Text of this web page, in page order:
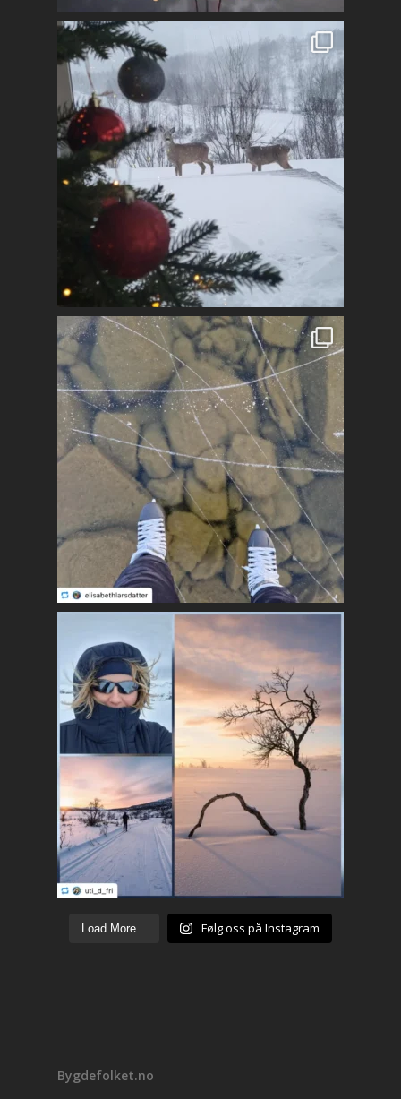
Load More... Følg oss på Instagram
Bygdefolket.no